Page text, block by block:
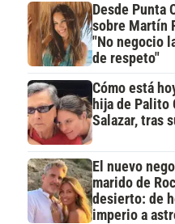
Desde Punta
sobre Martín
"No negocio
de respeto"
Cómo está
hija de Palito
Salazar, tras
El nuevo
marido de
desierto: de
imperio a